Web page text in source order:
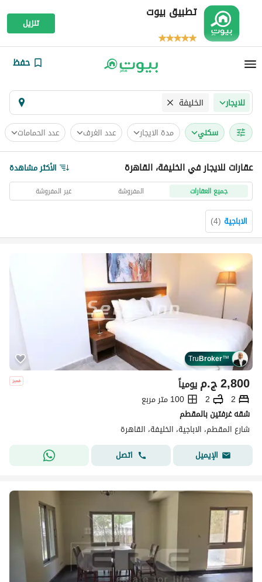
تطبيق بيوت
تنزيل
حفظ
للايجار الخليفة
سكني مدة الايجار عدد الغرف عدد الحمامات
عقارات للايجار في الخليفة، القاهرة الأكثر مشاهدة
جميع العقارات المفروشة غير المفروشة
الاباجية (
4
)
TruBroker™
ج.م2,800 يومياً
2
2
100 متر مربع
شقه غرفتين بالمقطم
شارع المقطم، الاباجية، الخليفة، القاهرة
الإيميل
اتصل